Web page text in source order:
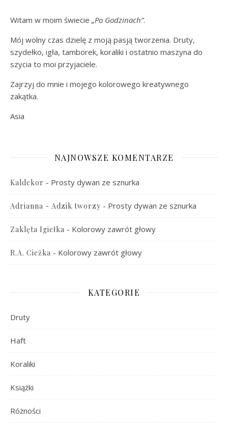
Witam w moim świecie „Po Godzinach”.
Mój wolny czas dzielę z moją pasją tworzenia. Druty,
szydełko, igła, tamborek, koraliki i ostatnio maszyna do
szycia to moi przyjaciele.
Zajrzyj do mnie i mojego kolorowego kreatywnego
zakątka.
Asia
NAJNOWSZE KOMENTARZE
Kaldekor - Prosty dywan ze sznurka
Adrianna - Adzik tworzy - Prosty dywan ze sznurka
Zaklęta Igiełka - Kolorowy zawrót głowy
R.A. Cieżka - Kolorowy zawrót głowy
KATEGORIE
Druty
Haft
Koraliki
Książki
Różności